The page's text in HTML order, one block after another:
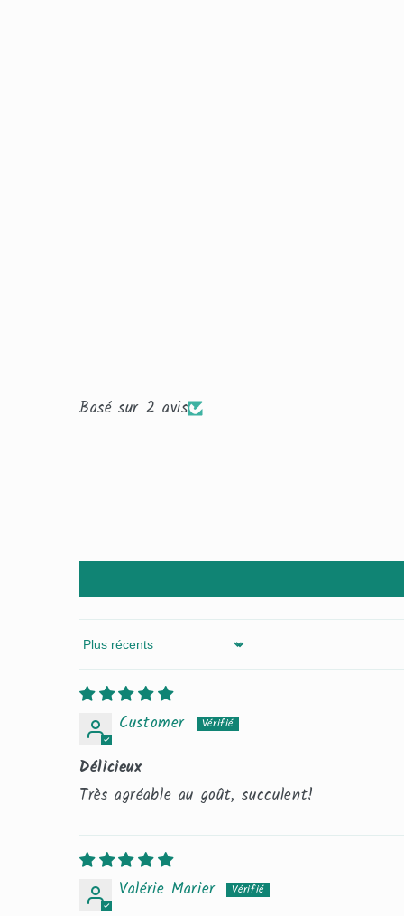
Basé sur 2 avis
Sort by
Customer
Délicieux
Très agréable au goût, succulent!
Valérie Marier